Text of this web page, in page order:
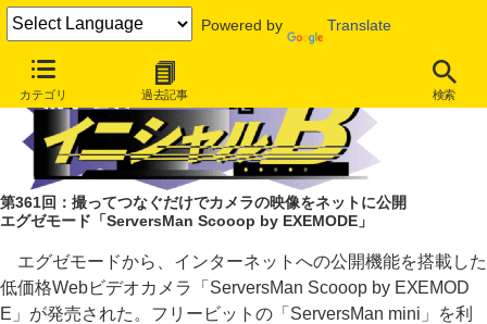
Powered by Translate
カテゴリ 過去記事 検索
第361回：撮ってつなぐだけでカメラの映像をネットに公開
エグゼモード「ServersMan Scooop by EXEMODE」
エグゼモードから、インターネットへの公開機能を搭載した
低価格Webビデオカメラ「ServersMan Scooop by EXEMOD
E」が発売された。フリービットの「ServersMan mini」を利